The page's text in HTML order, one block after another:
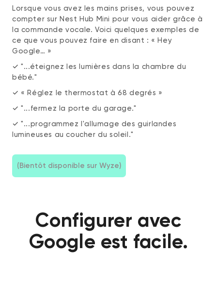
Lorsque vous avez les mains prises, vous pouvez
compter sur Nest Hub Mini pour vous aider grâce à
la commande vocale. Voici quelques exemples de
ce que vous pouvez faire en disant : « Hey
Google… »
✓ "...éteignez les lumières dans la chambre du
bébé."
✓ « Réglez le thermostat à 68 degrés »
✓ "...fermez la porte du garage."
✓ "...programmez l'allumage des guirlandes
lumineuses au coucher du soleil."
(Bientôt disponible sur Wyze)
Configurer avec
Google est facile.